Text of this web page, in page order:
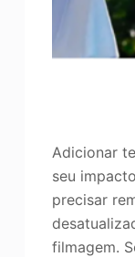
Adicionar
seu
precisar
filmagem.